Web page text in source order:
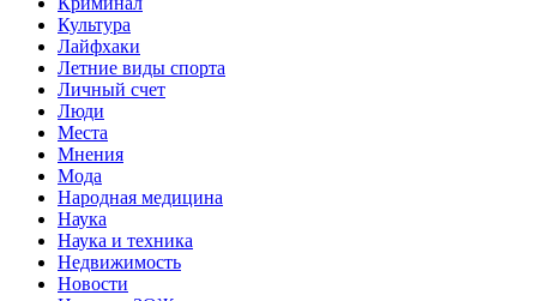
Культура
Лайфхаки
Летние виды спорта
Личный счет
Люди
Места
Мнения
Мода
Народная медицина
Наука
Наука и техника
Недвижимость
Новости